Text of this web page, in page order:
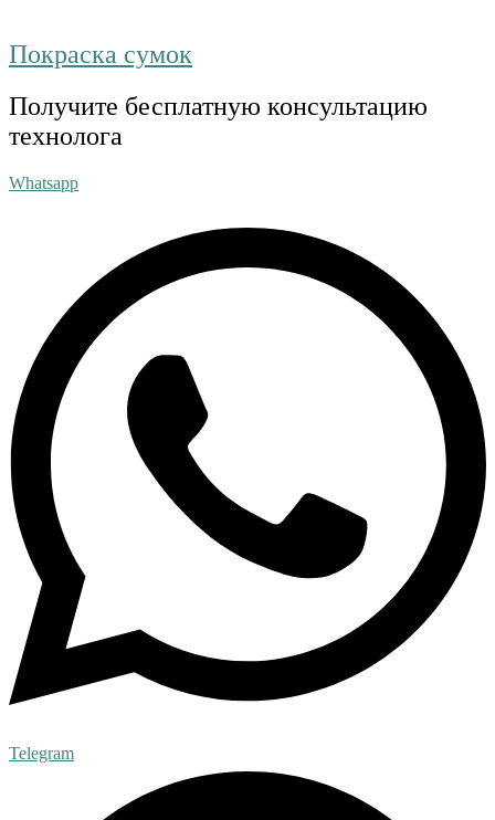
Покраска сумок
Получите бесплатную консультацию
технолога
Whatsapp
Telegram